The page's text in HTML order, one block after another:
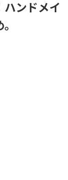
ハンドメイ